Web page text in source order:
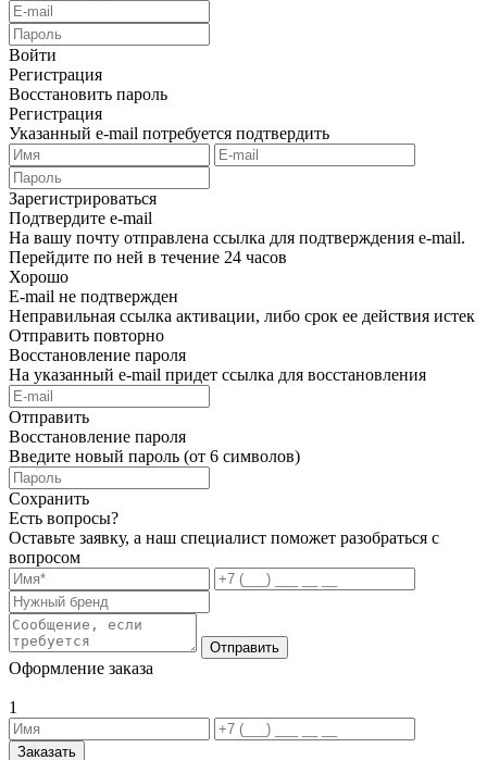
Войти
Регистрация
Восстановить пароль
Регистрация
Указанный e-mail потребуется подтвердить
Зарегистрироваться
Подтвердите e-mail
На вашу почту отправлена ссылка для подтверждения e-mail.
Перейдите по ней в течение 24 часов
Хорошо
E-mail не подтвержден
Неправильная ссылка активации, либо срок ее действия истек
Отправить повторно
Восстановление пароля
На указанный e-mail придет ссылка для восстановления
Отправить
Восстановление пароля
Введите новый пароль (от 6 символов)
Сохранить
Есть вопросы?
Оставьте заявку, а наш специалист поможет разобраться с
вопросом
Отправить
Оформление заказа
1
Заказать